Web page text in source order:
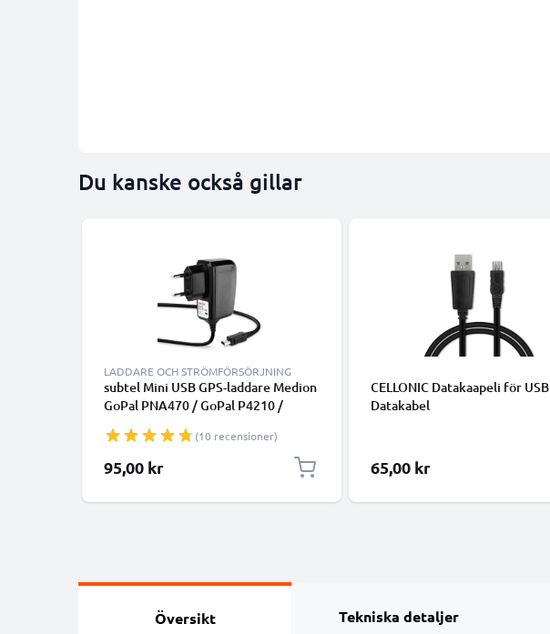
Du kanske också gillar
LADDARE OCH STRÖMFÖRSÖRJNING
subtel Mini USB GPS-laddare Medion
GoPal PNA470 / GoPal P4210 /
E3115 / GoPal PNA210T - adapter för
navigator GPS tracker
(10 recensioner)
95,00 kr
CELLONIC Datakaapeli för USB
Datakabel
65,00 kr
Översikt Tekniska detaljer